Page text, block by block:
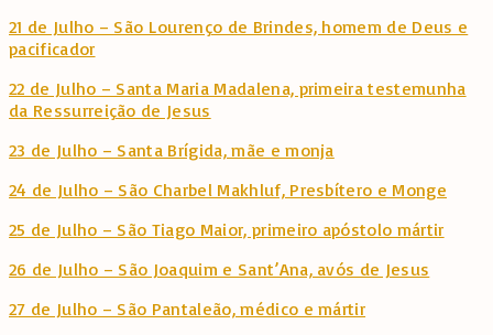
21 de Julho – São Lourenço de Brindes, homem de Deus e
pacificador
22 de Julho – Santa Maria Madalena, primeira testemunha
da Ressurreição de Jesus
23 de Julho – Santa Brígida, mãe e monja
24 de Julho – São Charbel Makhluf, Presbítero e Monge
25 de Julho – São Tiago Maior, primeiro apóstolo mártir
26 de Julho – São Joaquim e Sant’Ana, avós de Jesus
27 de Julho – São Pantaleão, médico e mártir